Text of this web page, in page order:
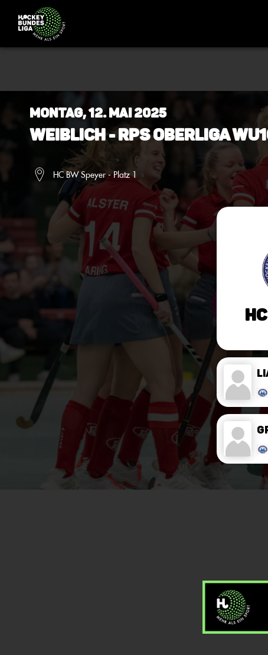
Montag, 12. Mai 2025
Weiblich - RPS Oberliga
HC BW Speyer - Platz 1